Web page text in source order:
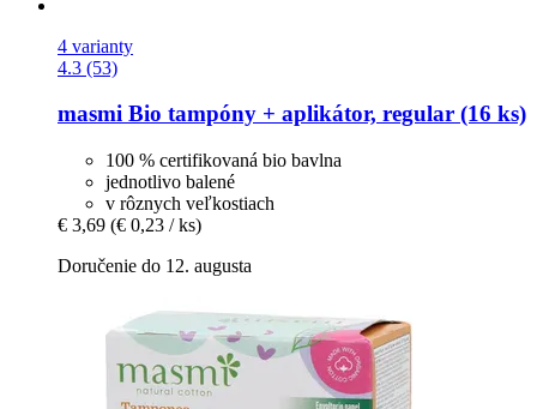
4 varianty
4.3 (53)
masmi Bio tampóny + aplikátor, regular (16 ks)
100 % certifikovaná bio bavlna
jednotlivo balené
v rôznych veľkostiach
€ 3,69 (€ 0,23 / ks)
Doručenie do 12. augusta